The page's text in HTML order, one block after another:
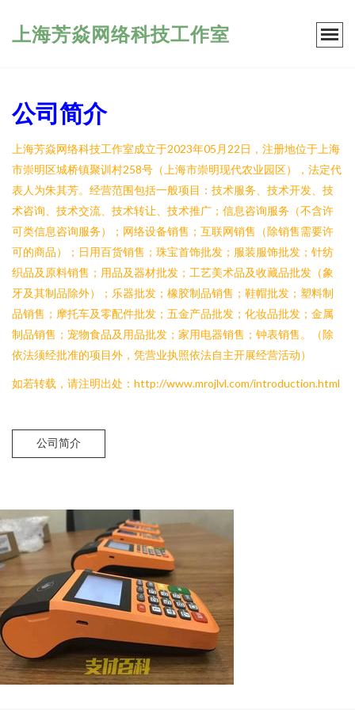
上海芳焱网络科技工作室
公司简介
上海芳焱网络科技工作室成立于2023年05月22日，注册地位于上海
市崇明区城桥镇聚训村258号（上海市崇明现代农业园区），法定代
表人为朱其芳。经营范围包括一般项目：技术服务、技术开发、技
术咨询、技术交流、技术转让、技术推广；信息咨询服务（不含许
可类信息咨询服务）；网络设备销售；互联网销售（除销售需要许
可的商品）；日用百货销售；珠宝首饰批发；服装服饰批发；针纺
织品及原料销售；用品及器材批发；工艺美术品及收藏品批发（象
牙及其制品除外）；乐器批发；橡胶制品销售；鞋帽批发；塑料制
品销售；摩托车及零配件批发；五金产品批发；化妆品批发；金属
制品销售；宠物食品及用品批发；家用电器销售；钟表销售。（除
依法须经批准的项目外，凭营业执照依法自主开展经营活动）
如若转载，请注明出处：http://www.mrojlvl.com/introduction.html
公司简介